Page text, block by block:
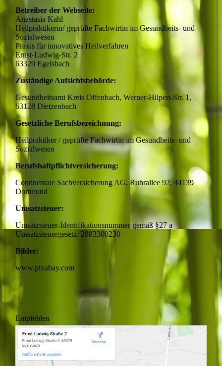
Betreiber der Webseite:
Anastasia Kahl
Heilpraktikerin/ geprüfte Fachwirtin im Gesundheits- und
Sozialwesen
Praxis für innovatives Heilverfahren
Ernst-Ludwig-Str. 2
63329 Egelsbach
Zuständige Aufsichtsbehörde:
Gesundheitsamt Kreis Offenbach, Werner-Hilpert-Str. 1,
63128 Dietzenbach
Gesetzliche Berufsbezeichnung:
Heilpraktiker / geprüfte Fachwirtin im Gesundheits- und
Sozialwesen
Berufshaftpflichtversicherung:
Continentale Sachversicherung AG, Ruhrallee 92, 44139
Dortmund
Umsatzsteuer:
Umsatzsteuer-Identifikationsnummer gemäß §27 a
Umsatzsteuergesetz: 2883300230
Bilder:
www.pixabay.com
Empfehlen